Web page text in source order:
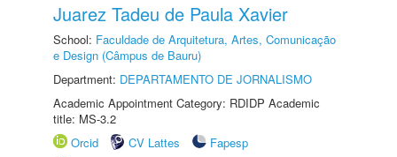
Juarez Tadeu de Paula Xavier
School: Faculdade de Arquitetura, Artes, Comunicação
e Design (Câmpus de Bauru)
Department: DEPARTAMENTO DE JORNALISMO
Academic Appointment Category: RDIDP Academic
title: MS-3.2
Orcid
CV Lattes
Fapesp